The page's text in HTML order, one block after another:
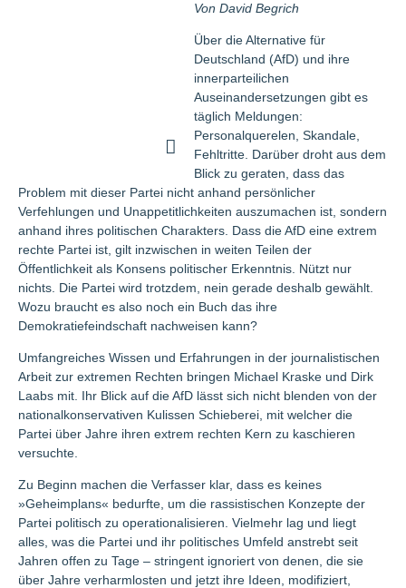
Von David Begrich
Über die Alternative für
Deutschland (AfD) und ihre
innerparteilichen
Auseinandersetzungen gibt es
täglich Meldungen:
Personalquerelen, Skandale,
Fehltritte. Darüber droht aus dem
Blick zu geraten, dass das
Problem mit dieser Partei nicht anhand persönlicher
Verfehlungen und Unappetitlichkeiten auszumachen ist, sondern
anhand ihres politischen Charakters. Dass die AfD eine extrem
rechte Partei ist, gilt inzwischen in weiten Teilen der
Öffentlichkeit als Konsens politischer Erkenntnis. Nützt nur
nichts. Die Partei wird trotzdem, nein gerade deshalb gewählt.
Wozu braucht es also noch ein Buch das ihre
Demokratiefeindschaft nachweisen kann?
Umfangreiches Wissen und Erfahrungen in der journalistischen
Arbeit zur extremen Rechten bringen Michael Kraske und Dirk
Laabs mit. Ihr Blick auf die AfD lässt sich nicht blenden von der
nationalkonservativen Kulissen Schieberei, mit welcher die
Partei über Jahre ihren extrem rechten Kern zu kaschieren
versuchte.
Zu Beginn machen die Verfasser klar, dass es keines
»Geheimplans« bedurfte, um die rassistischen Konzepte der
Partei politisch zu operationalisieren. Vielmehr lag und liegt
alles, was die Partei und ihr politisches Umfeld anstrebt seit
Jahren offen zu Tage – stringent ignoriert von denen, die sie
über Jahre verharmlosten und jetzt ihre Ideen, modifiziert,